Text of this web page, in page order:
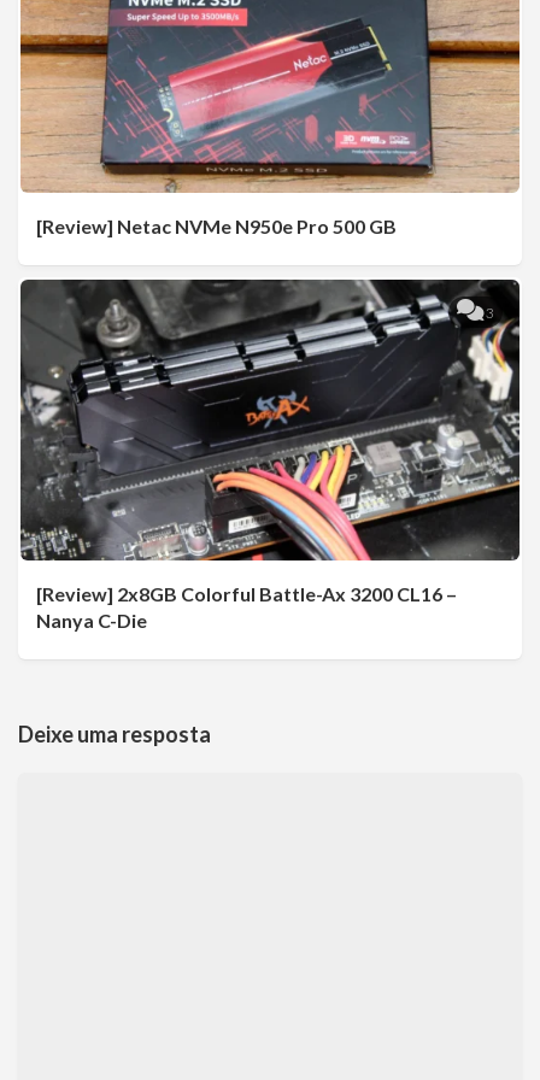
[Review] Netac NVMe N950e Pro 500 GB
3
[Review] 2x8GB Colorful Battle-Ax 3200 CL16 –
Nanya C-Die
Deixe uma resposta